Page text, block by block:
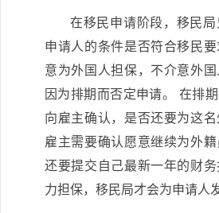
在移民申请阶段，移民
申请人的条件是否符合移民
意为外国人担保，不介意外
因为排期而否定申请。 在排
向雇主确认，是否还要为这名
雇主需要确认愿意继续为外
还要提交自己最新一年的财
力担保，移民局才会为申请人